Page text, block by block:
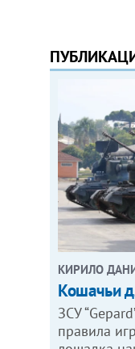
КИРИЛО
Кошачьи
ЗСУ
правила